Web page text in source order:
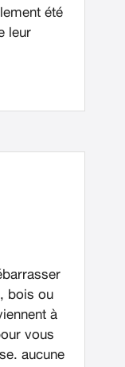
été
leur
bois ou
à
vous
aucune